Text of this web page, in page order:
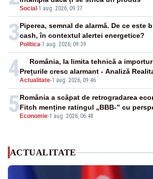
Social -1 aug. 2026, 09:37
3 Politica-1 aug. 2026, 09:39
Piperea, semnal de alarmă. De ce este
cash, în contextul alertei energetice?
4Actualitate-1 aug. 2026, 09:46
România, la limita tehnică a
Prețurile cresc alarmant - Analiză
5 Economie-1 aug. 2026, 06:48
România a scăpat de retrogradarea
Fitch menține ratingul „BBB-” cu
ACTUALITATE